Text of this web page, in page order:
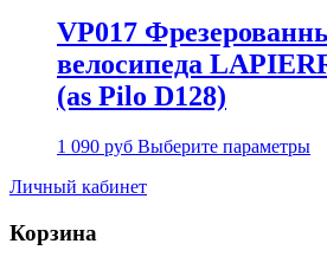
VP017
велосипеда
(as Pilo D128)
1 090 руб Выберите параметры
Личный кабинет
Корзина